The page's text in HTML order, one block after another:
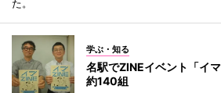
た。
学ぶ・知る
名駅でZINEイベント「イ
約140組